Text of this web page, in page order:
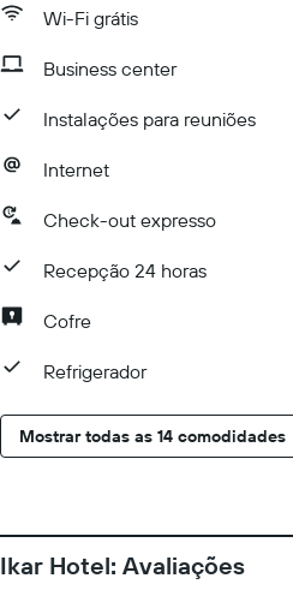
Wi-Fi grátis
Business center
Instalações para reuniões
Internet
Check-out expresso
Recepção 24 horas
Cofre
Refrigerador
Mostrar todas as 14 comodidades
Ikar Hotel: Avaliações